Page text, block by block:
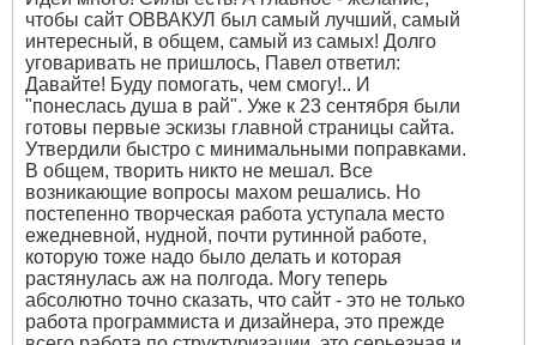
чтобы сайт ОВВАКУЛ был самый лучший, самый
интересный, в общем, самый из самых! Долго
уговаривать не пришлось, Павел ответил:
Давайте! Буду помогать, чем смогу!.. И
"понеслась душа в рай". Уже к 23 сентября были
готовы первые эскизы главной страницы сайта.
Утвердили быстро с минимальными поправками.
В общем, творить никто не мешал. Все
возникающие вопросы махом решались. Но
постепенно творческая работа уступала место
ежедневной, нудной, почти рутинной работе,
которую тоже надо было делать и которая
растянулась аж на полгода. Могу теперь
абсолютно точно сказать, что сайт - это не только
работа программиста и дизайнера, это прежде